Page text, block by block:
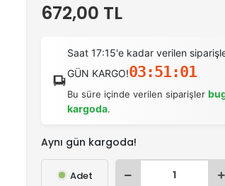
672,00 TL
Saat 17:15'e kadar verilen
GÜN KARGO!03:51:00
Bu süre içinde verilen siparişler
kargoda.
Aynı gün kargoda!
Adet